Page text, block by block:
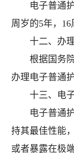
电子普通护
周岁的5年，16
十二、办理
根据国务院
办理电子普通
十三、电子
电子普通护
持其最佳性能
或者暴露在极